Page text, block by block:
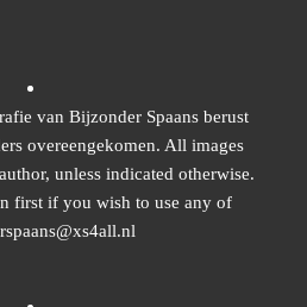
van Bijzonder Spaans berust
overeengekomen. All images
unless indicated otherwise.
first if you wish to use any of